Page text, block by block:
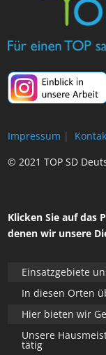
Impressum |
© 2021 TOP SD
Klicken Sie auf das
denen wir unsere
Einsatzgebiete
In diesen Orten
Hier bieten wir
Unsere
tätig